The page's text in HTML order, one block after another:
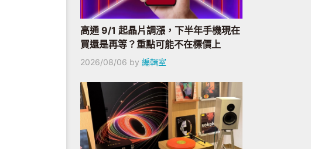
高通 9/1 起晶片調漲，下半年手機現在
買還是再等？重點可能不在標價上
2026/08/06 by 編輯室